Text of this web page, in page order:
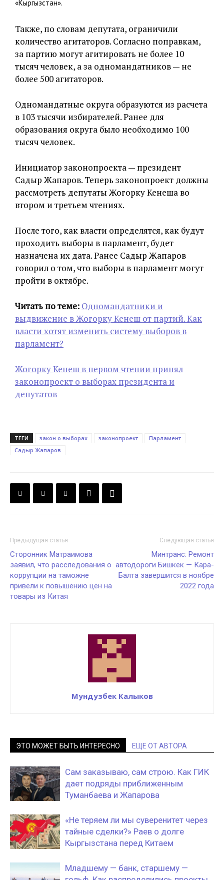
«Кыргызстан».
Также, по словам депутата, ограничили
количество агитаторов. Согласно поправкам,
за партию могут агитировать не более 10
тысяч человек, а за одномандатников — не
более 500 агитаторов.
Одномандатные округа образуются из расчета
в 103 тысячи избирателей. Ранее для
образования округа было необходимо 100
тысяч человек.
Инициатор законопроекта — президент
Садыр Жапаров. Теперь законопроект должны
рассмотреть депутаты Жогорку Кенеша во
втором и третьем чтениях.
После того, как власти определятся, как будут
проходить выборы в парламент, будет
назначена их дата. Ранее Садыр Жапаров
говорил о том, что выборы в парламент могут
пройти в октябре.
Читать по теме: Одномандатники и
выдвижение в Жогорку Кенеш от партий. Как
власти хотят изменить систему выборов в
парламент?
Жогорку Кенеш в первом чтении принял
законопроект о выборах президента и
депутатов
ТЕГИ закон о выборах законопроект
Парламент
Садыр Жапаров
Предыдущая статья
Сторонник Матраимова
заявил, что расследования о
коррупции на таможне
привели к повышению цен на
товары из Китая
Следующая статья
Минтранс: Ремонт
автодороги Бишкек — Кара-
Балта завершится в ноябре
2022 года
Мундузбек Калыков
ЭТО МОЖЕТ БЫТЬ ИНТЕРЕСНО ЕЩЕ ОТ АВТОРА
Сам заказываю, сам строю. Как ГИК
дает подряды приближенным
Туманбаева и Жапарова
«Не теряем ли мы суверенитет через
тайные сделки?» Раев о долге
Кыргызстана перед Китаем
Младшему — банк, старшему —